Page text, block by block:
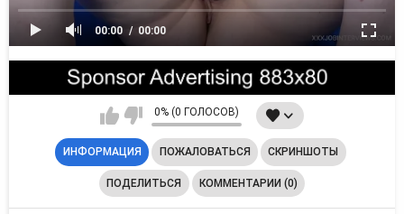
00:00 00:00
0% (0 ГОЛОСОВ)
ИНФОРМАЦИЯ ПОЖАЛОВАТЬСЯ СКРИНШОТЫ
ПОДЕЛИТЬСЯ КОММЕНТАРИИ (0)